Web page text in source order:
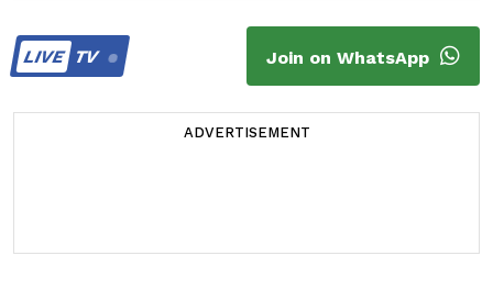
LIVETV Join on WhatsApp
ADVERTISEMENT